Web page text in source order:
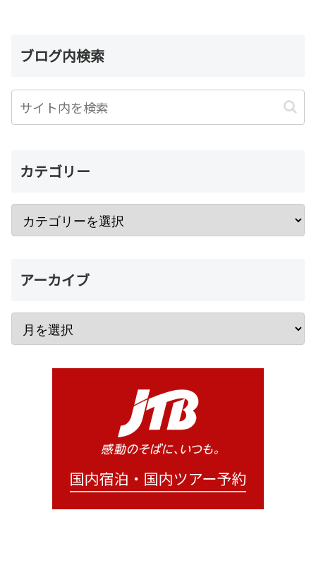
ブログ内検索
カテゴリー
アーカイブ